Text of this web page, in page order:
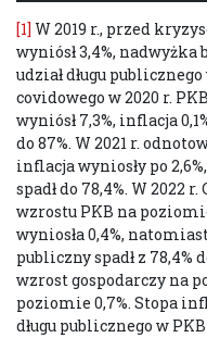
[1] W 2019 r., przed
wyniósł 3,4%, nadwyżka
udział długu
covidowego w 2020 r.
wyniósł 7,3%, inflacja
do 87%. W 2021 r.
inflacja wyniosły po
spadł do 78,4%. W 2022
wzrostu PKB na
wyniosła 0,4%,
publiczny spadł z 78,4%
wzrost gospodarczy na
poziomie 0,7%. Stopa
długu publicznego w